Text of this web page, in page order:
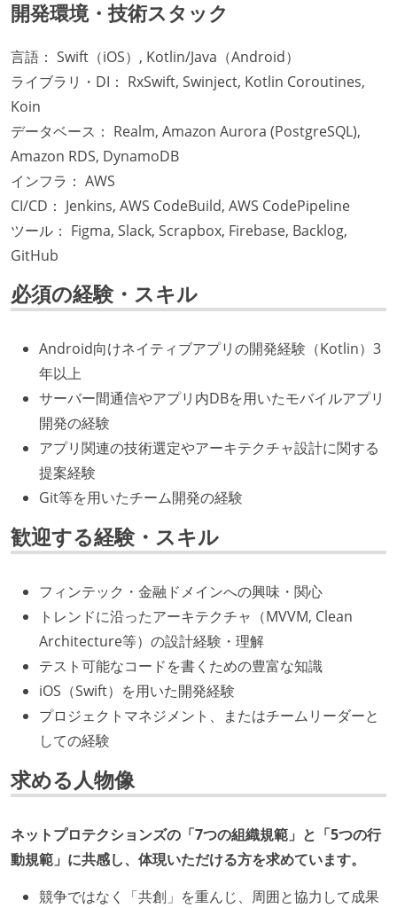
開発環境・技術スタック
言語： Swift（iOS）, Kotlin/Java（Android）
ライブラリ・DI： RxSwift, Swinject, Kotlin Coroutines,
Koin
データベース： Realm, Amazon Aurora (PostgreSQL),
Amazon RDS, DynamoDB
インフラ： AWS
CI/CD： Jenkins, AWS CodeBuild, AWS CodePipeline
ツール： Figma, Slack, Scrapbox, Firebase, Backlog,
GitHub
必須の経験・スキル
Android向けネイティブアプリの開発経験（Kotlin）3
年以上
サーバー間通信やアプリ内DBを用いたモバイルアプリ
開発の経験
アプリ関連の技術選定やアーキテクチャ設計に関する
提案経験
Git等を用いたチーム開発の経験
歓迎する経験・スキル
フィンテック・金融ドメインへの興味・関心
トレンドに沿ったアーキテクチャ（MVVM, Clean
Architecture等）の設計経験・理解
テスト可能なコードを書くための豊富な知識
iOS（Swift）を用いた開発経験
プロジェクトマネジメント、またはチームリーダーと
しての経験
求める人物像
ネットプロテクションズの「7つの組織規範」と「5つの行
動規範」に共感し、体現いただける方を求めています。
競争ではなく「共創」を重んじ、周囲と協力して成果